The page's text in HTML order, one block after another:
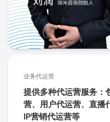
业务代运营
提供多种代运营服务：
营、用户代运营、直播
IP营销代运营等